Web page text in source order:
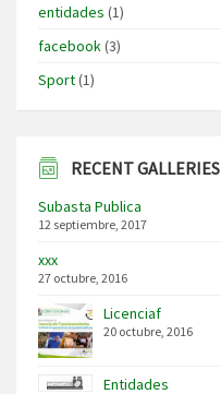
entidades (1)
facebook(3)
Sport(1)
RECENT GALLERIES
Subasta Publica
12 septiembre, 2017
xxx
27 octubre, 2016
Licenciaf
20 octubre, 2016
Entidades